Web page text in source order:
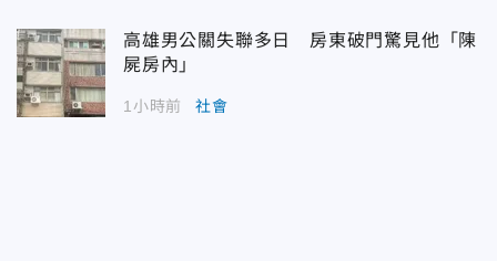
高雄男公關失聯多日 房東破門驚見他「陳
屍房內」
1小時前 社會